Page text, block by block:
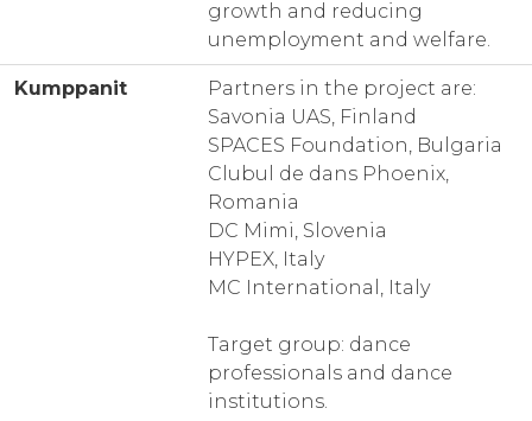
growth and reducing
unemployment and welfare.
Kumppanit
Partners in the project are:
Savonia UAS, Finland
SPACES Foundation, Bulgaria
Clubul de dans Phoenix,
Romania
DC Mimi, Slovenia
HYPEX, Italy
MC International, Italy
Target group: dance
professionals and dance
institutions.